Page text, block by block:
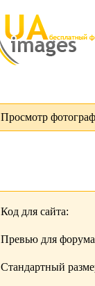
Просмотр
Код для сайта:
Превью для
Стандартный